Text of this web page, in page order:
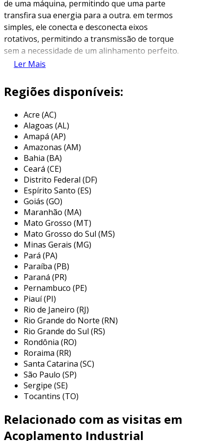
de uma máquina, permitindo que uma parte
transfira sua energia para a outra. em termos
simples, ele conecta e desconecta eixos
rotativos, permitindo a transmissão de torque
sem a necessidade de um alinhamento perfeito.
esse elemento é crucial em diversas aplicações
bombas, onde a eficiência e a continuidade da
operação são fundamentais.
a principal função do acoplamento é a
transmissão de movimento e força, mas ele
também atua na compensação de
desalinhamentos entre os eixos, absorvendo
vibrações e choques que podem ocorrer
durante a operação. com diversas formas,
tamanhos e materiais, o acoplamento pode ser
utilizado em uma infinidade de contextos,
destacando-se devido à sua versatilidade e
robustez.
principais aplicações do
acoplamento
os acoplamentos são amplamente utilizados
em diversas indústrias devido à sua
importância na transmissão eficiente de
potência. as aplicações mais comuns incluem:
indústria de máquinas pesadas:
utilizados em tratores, giradores e
equipamentos de construção, os
acoplamentos garantem o funcionamento
eficiente em terrenos irregulares e sob
altas cargas.
acoplamentos são essenciais no sistema
de transmissão, conectando motores a
Ler Mais
Regiões disponíveis:
Acre (AC)
Alagoas (AL)
Amapá (AP)
Amazonas (AM)
Bahia (BA)
Ceará (CE)
Distrito Federal (DF)
Espírito Santo (ES)
Goiás (GO)
Maranhão (MA)
Mato Grosso (MT)
Mato Grosso do Sul (MS)
Minas Gerais (MG)
Pará (PA)
Paraíba (PB)
Paraná (PR)
Pernambuco (PE)
Piauí (PI)
Rio de Janeiro (RJ)
Rio Grande do Norte (RN)
Rio Grande do Sul (RS)
Rondônia (RO)
Roraima (RR)
Santa Catarina (SC)
São Paulo (SP)
Sergipe (SE)
Tocantins (TO)
Relacionado com as visitas em
Acoplamento Industrial